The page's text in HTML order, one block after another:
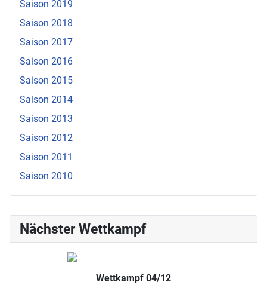
Nächster Wettkampf
Wettkampf 04/12
Saison 2019
Saison 2018
Saison 2017
Saison 2016
Saison 2015
Saison 2014
Saison 2013
Saison 2012
Saison 2011
Saison 2010